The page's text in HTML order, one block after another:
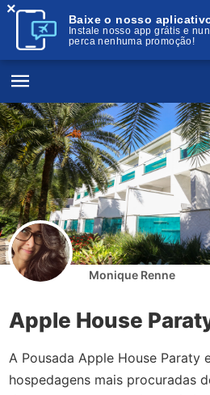
Baixe o nosso
Instale nosso app grátis e
perca nenhuma promoção!
×
Monique Renne
Apple House
A Pousada Apple House Paraty
hospedagens mais procuradas